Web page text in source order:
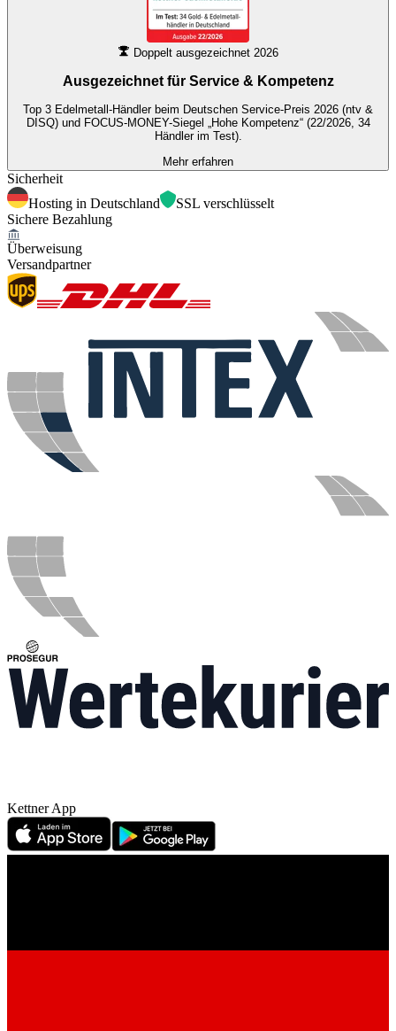
Doppelt ausgezeichnet 2026
Ausgezeichnet für Service & Kompetenz
Top 3 Edelmetall-Händler beim Deutschen Service-Preis 2026 (ntv &
DISQ) und FOCUS-MONEY-Siegel „Hohe Kompetenz“ (22/2026, 34
Händler im Test).
Mehr erfahren
Sicherheit
Hosting in Deutschland
SSL verschlüsselt
Sichere Bezahlung
Überweisung
Versandpartner
Kettner App